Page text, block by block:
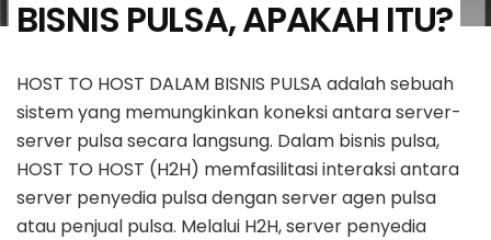
BISNIS PULSA, APAKAH ITU?
HOST TO HOST DALAM BISNIS PULSA adalah sebuah
sistem yang memungkinkan koneksi antara server-
server pulsa secara langsung. Dalam bisnis pulsa,
HOST TO HOST (H2H) memfasilitasi interaksi antara
server penyedia pulsa dengan server agen pulsa
atau penjual pulsa. Melalui H2H, server penyedia